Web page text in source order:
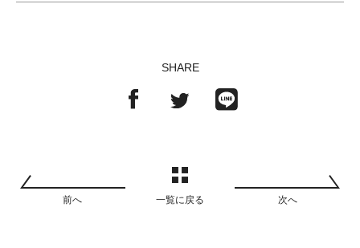
SHARE
前へ 一覧に戻る 次へ